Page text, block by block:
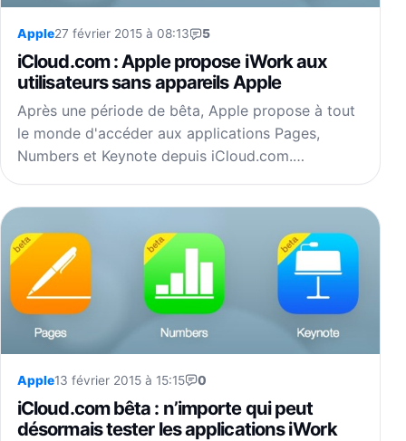
Apple27 février 2015 à 08:13 5
iCloud.com : Apple propose iWork aux
utilisateurs sans appareils Apple
Après une période de bêta, Apple propose à tout
le monde d'accéder aux applications Pages,
Numbers et Keynote depuis iCloud.com.…
Apple13 février 2015 à 15:15 0
iCloud.com bêta : n’importe qui peut
désormais tester les applications iWork